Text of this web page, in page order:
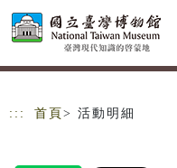
跳到主要內容
網站導覽
::: 首頁 > 活動明細